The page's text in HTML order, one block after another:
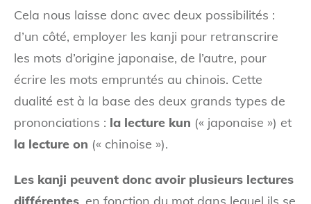
Cela nous laisse donc avec deux possibilités :
d’un côté, employer les kanji pour retranscrire
les mots d’origine japonaise, de l’autre, pour
écrire les mots empruntés au chinois. Cette
dualité est à la base des deux grands types de
prononciations : la lecture kun (« japonaise ») et
la lecture on (« chinoise »).
Les kanji peuvent donc avoir plusieurs lectures